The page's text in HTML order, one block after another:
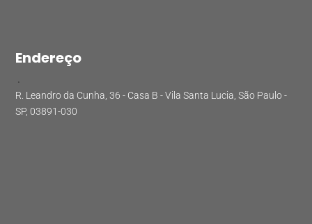
Endereço
.
R. Leandro da Cunha, 36 - Casa B - Vila Santa Lucia, São Paulo -
SP, 03891-030